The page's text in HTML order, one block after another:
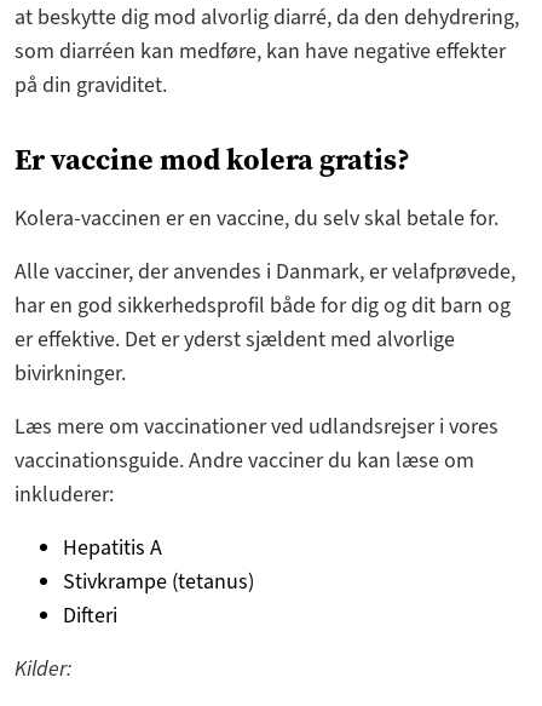
at beskytte dig mod alvorlig diarré, da den dehydrering,
som diarréen kan medføre, kan have negative effekter
på din graviditet.
Er vaccine mod kolera gratis?
Kolera-vaccinen er en vaccine, du selv skal betale for.
Alle vacciner, der anvendes i Danmark, er velafprøvede,
har en god sikkerhedsprofil både for dig og dit barn og
er effektive. Det er yderst sjældent med alvorlige
bivirkninger.
Læs mere om vaccinationer ved udlandsrejser i vores
vaccinationsguide. Andre vacciner du kan læse om
inkluderer:
Hepatitis A
Stivkrampe (tetanus)
Difteri
Kilder: